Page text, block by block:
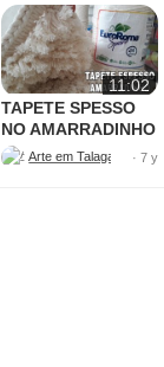
11:02
TAPETE SPESSO
NO AMARRADINHO
PERFEITO
· 7 y